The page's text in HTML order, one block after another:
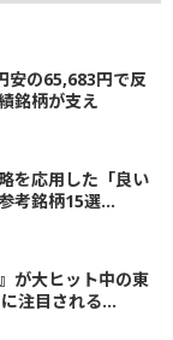
安の65,683円で反
銘柄が支え
を応用した「良い
考銘柄15選...
が大ヒット中の東
注目される...